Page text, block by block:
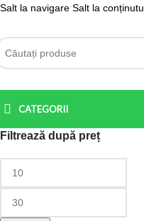
Salt la navigare Salt la
CATEGORII
Filtrează după preț